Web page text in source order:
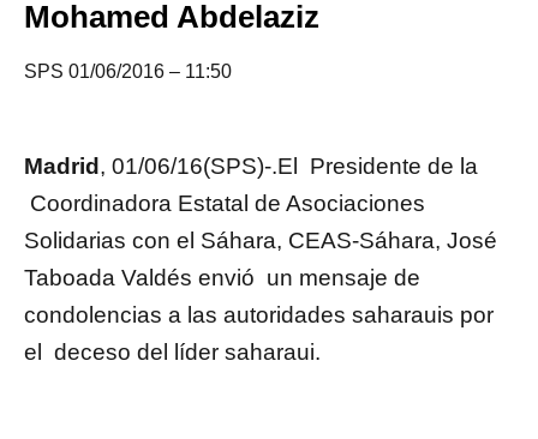
Mohamed Abdelaziz
SPS 01/06/2016 – 11:50
Madrid , 01/06/16(SPS)-.El Presidente de la
Coordinadora Estatal de Asociaciones
Solidarias con el Sáhara, CEAS-Sáhara, José
Taboada Valdés envió un mensaje de
condolencias a las autoridades saharauis por
el deceso del líder saharaui.